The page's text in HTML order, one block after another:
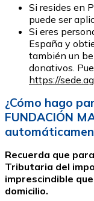
Si resides en
puede ser
Si eres
España y
también un
donativos.
https://
¿Cómo hago
FUNDACIÓN
Recuerda que
Tributaria del
imprescindible
domicilio.